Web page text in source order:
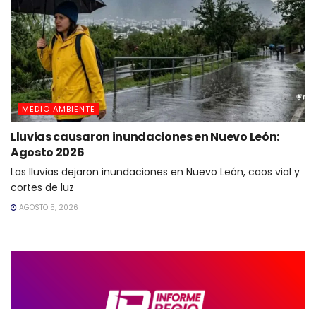
MEDIO AMBIENTE
Lluvias causaron inundaciones en Nuevo León:
Agosto 2026
Las lluvias dejaron inundaciones en Nuevo León, caos vial y
cortes de luz
AGOSTO 5, 2026